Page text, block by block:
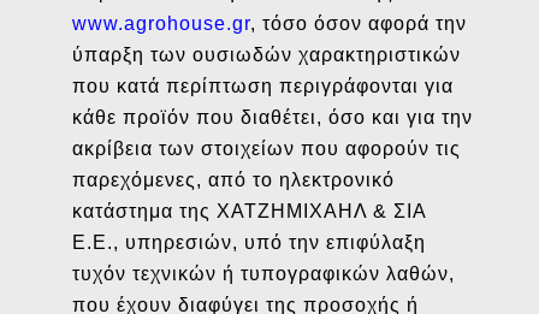
www.agrohouse.gr, τόσο όσον αφορά την
ύπαρξη των ουσιωδών χαρακτηριστικών
που κατά περίπτωση περιγράφονται για
κάθε προϊόν που διαθέτει, όσο και για την
ακρίβεια των στοιχείων που αφορούν τις
παρεχόμενες, από το ηλεκτρονικό
κατάστημα της ΧΑΤΖΗΜΙΧΑΗΛ & ΣΙΑ
Ε.Ε., υπηρεσιών, υπό την επιφύλαξη
τυχόν τεχνικών ή τυπογραφικών λαθών,
που έχουν διαφύγει της προσοχής ή